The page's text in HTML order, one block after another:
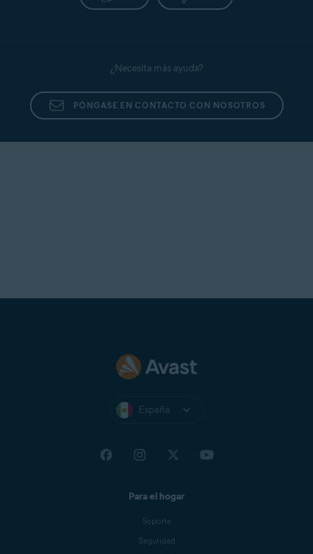
¿Necesita más ayuda?
PÓNGASE EN CONTACTO CON NOSOTROS
España
Para el hogar
Soporte
Seguridad